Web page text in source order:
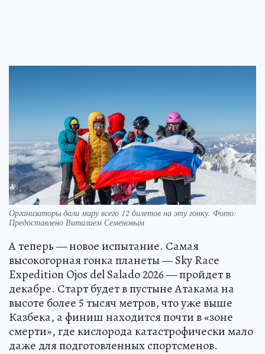
Организаторы дали миру всего 12 билетов на эту гонку. Фото:
Предоставлено Виталием Семеновым
А теперь — новое испытание. Самая
высокогорная гонка планеты — Sky Race
Expedition Ojos del Salado 2026 — пройдет в
декабре. Старт будет в пустыне Атакама на
высоте более 5 тысяч метров, что уже выше
Казбека, а финиш находится почти в «зоне
смерти», где кислорода катастрофически мало
даже для подготовленных спортсменов.